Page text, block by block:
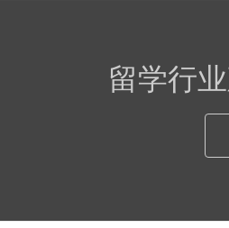
留学行